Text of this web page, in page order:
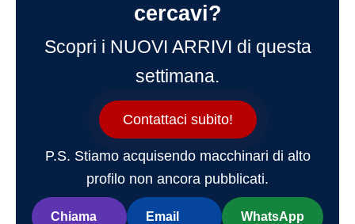
cercavi?
Scopri i NUOVI ARRIVI di questa
settimana.
Contattaci subito!
P.S. Stiamo acquisendo macchinari di alto
profilo non ancora pubblicati.
Chiama Email WhatsApp